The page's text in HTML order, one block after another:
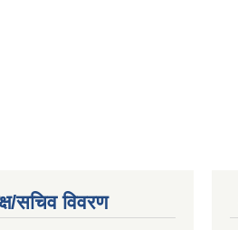
सचिव विवरण